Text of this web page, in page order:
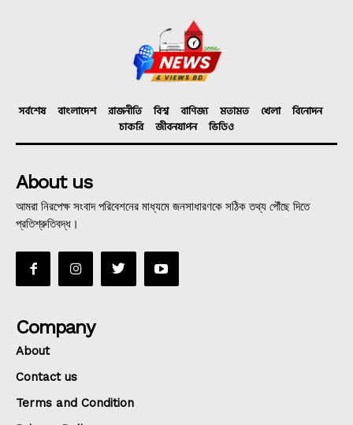
সর্বশেষ বাংলাদেশ রাজনীতি বিশ্ব বাণিজ্য মতামত খেলা
বিনোদন
চাকরি
জীবনযাপন ভিডিও
About us
আমরা নিরপেক্ষ সংবাদ পরিবেশনের মাধ্যমে জনসাধারণকে সঠিক তথ্য পৌঁছে দিতে
প্রতিশ্রুতিবদ্ধ।
Company
About
Contact us
Terms and Condition